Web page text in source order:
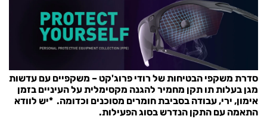
סדרת משקפי הבטיחות של רודי פרוג'קט – משקפיים עם עדשות
מגן בעלות תו תקן מחמיר להגנה מקסימלית על העיניים בזמן
אימון, ירי, עבודה בסביבת חומרים מסוכנים וכדומה. *יש לוודא
התאמה עם התקן הנדרש בסוג הפעילות.